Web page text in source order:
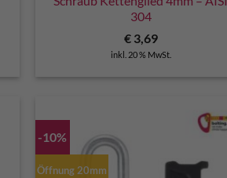
304
€3,69
inkl. 20 % MwSt.
-10%
Öffnung 20mm